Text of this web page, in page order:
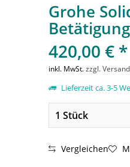
Grohe
420,00 € *
inkl. MwSt.zzgl.
Lieferzeit ca. 3-5
Vergleichen